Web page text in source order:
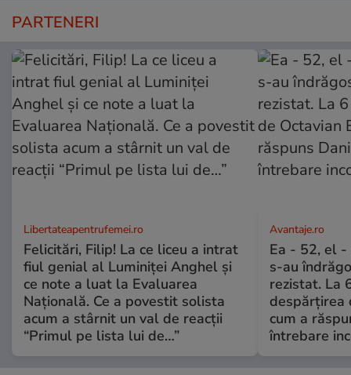
PARTENERI
Libertateapentrufemei.ro
Felicitări, Filip! La ce liceu a intrat
fiul genial al Luminiței Anghel și
ce note a luat la Evaluarea
Națională. Ce a povestit solista
acum a stârnit un val de reacții
“Primul pe lista lui de…”
Avantaje.ro
Ea - 52, el -
s-au
rezistat. La
despărțirea
cum a
întrebare